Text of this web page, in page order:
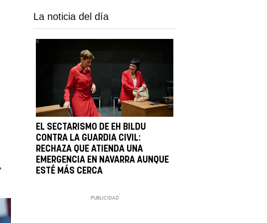
La noticia del día
EL SECTARISMO DE EH BILDU
CONTRA LA GUARDIA CIVIL:
RECHAZA QUE ATIENDA UNA
EMERGENCIA EN NAVARRA AUNQUE
ESTÉ MÁS CERCA